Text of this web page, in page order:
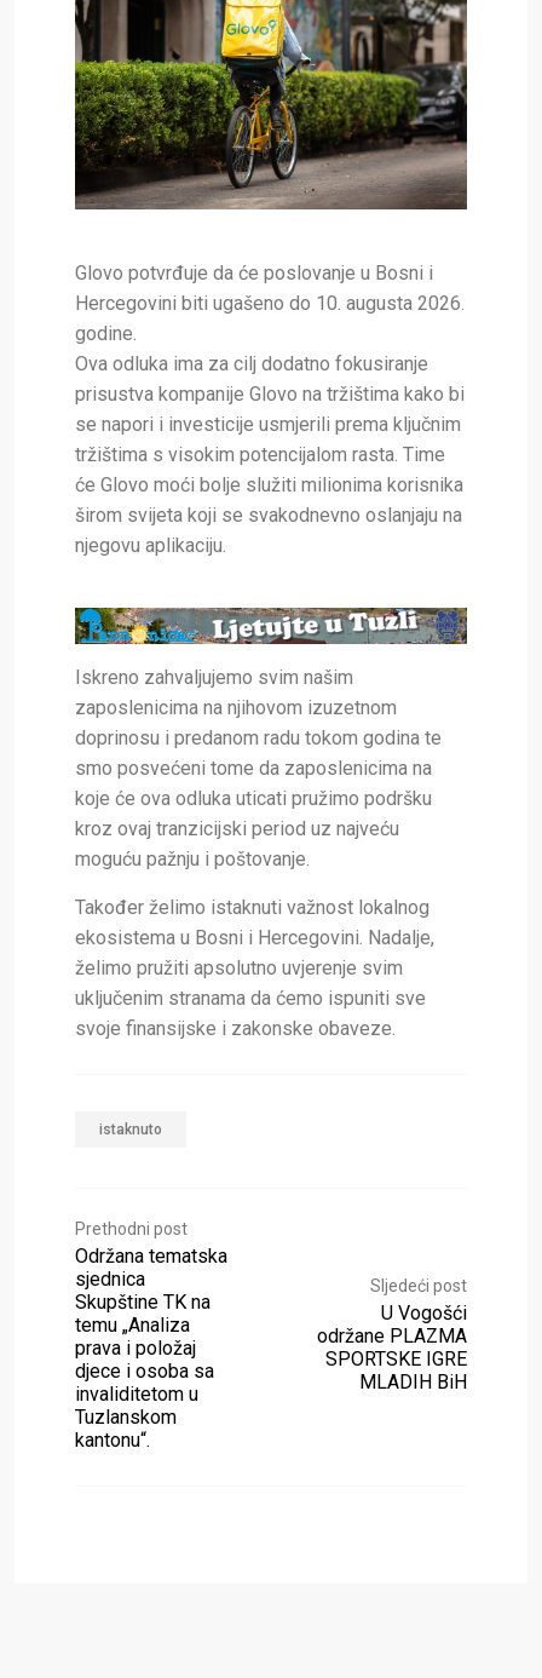
Glovo potvrđuje da će poslovanje u Bosni i
Hercegovini biti ugašeno do 10. augusta 2026.
godine.
Ova odluka ima za cilj dodatno fokusiranje
prisustva kompanije Glovo na tržištima kako bi
se napori i investicije usmjerili prema ključnim
tržištima s visokim potencijalom rasta. Time
će Glovo moći bolje služiti milionima korisnika
širom svijeta koji se svakodnevno oslanjaju na
njegovu aplikaciju.
Iskreno zahvaljujemo svim našim
zaposlenicima na njihovom izuzetnom
doprinosu i predanom radu tokom godina te
smo posvećeni tome da zaposlenicima na
koje će ova odluka uticati pružimo podršku
kroz ovaj tranzicijski period uz najveću
moguću pažnju i poštovanje.
Također želimo istaknuti važnost lokalnog
ekosistema u Bosni i Hercegovini. Nadalje,
želimo pružiti apsolutno uvjerenje svim
uključenim stranama da ćemo ispuniti sve
svoje finansijske i zakonske obaveze.
istaknuto
Prethodni post
Održana tematska
sjednica
Skupštine TK na
temu „Analiza
prava i položaj
djece i osoba sa
invaliditetom u
Tuzlanskom
kantonu“.
Sljedeći post
U Vogošći
održane PLAZMA
SPORTSKE IGRE
MLADIH BiH